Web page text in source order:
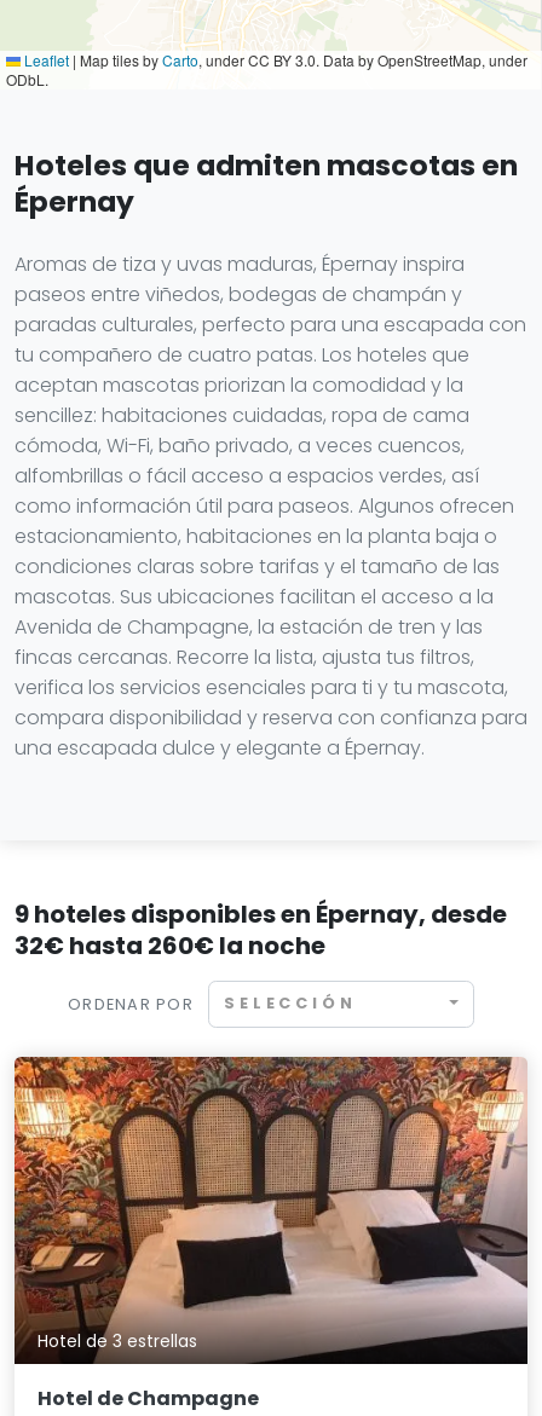
Leaflet | Map tiles byCarto, under CC BY 3.0. Data by OpenStreetMap, under
ODbL.
Hoteles que admiten mascotas en
Épernay
Aromas de tiza y uvas maduras, Épernay inspira
paseos entre viñedos, bodegas de champán y
paradas culturales, perfecto para una escapada con
tu compañero de cuatro patas. Los hoteles que
aceptan mascotas priorizan la comodidad y la
sencillez: habitaciones cuidadas, ropa de cama
cómoda, Wi-Fi, baño privado, a veces cuencos,
alfombrillas o fácil acceso a espacios verdes, así
como información útil para paseos. Algunos ofrecen
estacionamiento, habitaciones en la planta baja o
condiciones claras sobre tarifas y el tamaño de las
mascotas. Sus ubicaciones facilitan el acceso a la
Avenida de Champagne, la estación de tren y las
fincas cercanas. Recorre la lista, ajusta tus filtros,
verifica los servicios esenciales para ti y tu mascota,
compara disponibilidad y reserva con confianza para
una escapada dulce y elegante a Épernay.
9 hoteles disponibles en Épernay, desde
32€ hasta 260€ la noche
ORDENAR POR SELECCIÓN
Hotel de 3 estrellas
Hotel de Champagne